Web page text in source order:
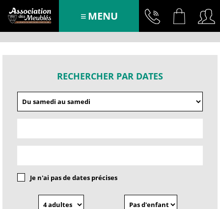
MENU
RECHERCHER PAR DATES
Je n'ai pas de dates précises